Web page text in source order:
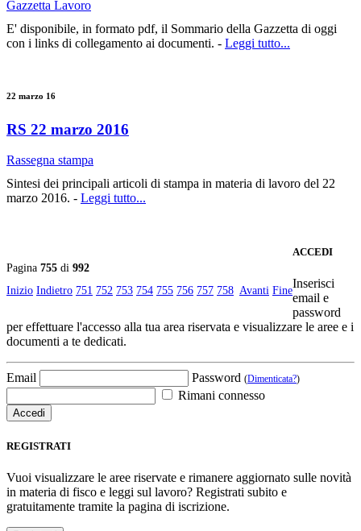
Gazzetta Lavoro
E' disponibile, in formato pdf, il Sommario della Gazzetta di oggi
con i links di collegamento ai documenti. - Leggi tutto...
22 marzo 16
RS 22 marzo 2016
Rassegna stampa
Sintesi dei principali articoli di stampa in materia di lavoro del 22
marzo 2016. - Leggi tutto...
Pagina 755 di 992
Inizio Indietro 751 752 753 754 755 756 757 758 Avanti Fine
ACCEDI
Inserisci
email e
password
per effettuare l'accesso alla tua area riservata e visualizzare le aree e i
documenti a te dedicati.
Email Password (Dimenticata?)
Rimani connesso
REGISTRATI
Vuoi visualizzare le aree riservate e rimanere aggiornato sulle novità
in materia di fisco e leggi sul lavoro? Registrati subito e
gratuitamente tramite la pagina di iscrizione.